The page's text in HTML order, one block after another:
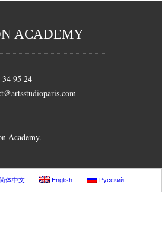
ACADEMY
95 24
Academy.
体中文 English Русский